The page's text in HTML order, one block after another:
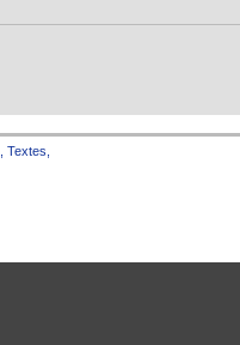
Textes